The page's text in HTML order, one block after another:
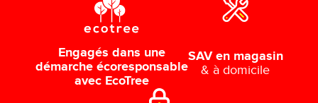
Engagés dans une
démarche écoresponsable
avec EcoTree
SAV en magasin
& à domicile